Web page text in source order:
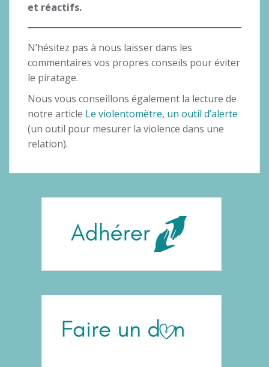
et réactifs.
N’hésitez pas à nous laisser dans les
commentaires vos propres conseils pour éviter
le piratage.
Nous vous conseillons également la lecture de
notre article Le violentomètre, un outil d’alerte
(un outil pour mesurer la violence dans une
relation).